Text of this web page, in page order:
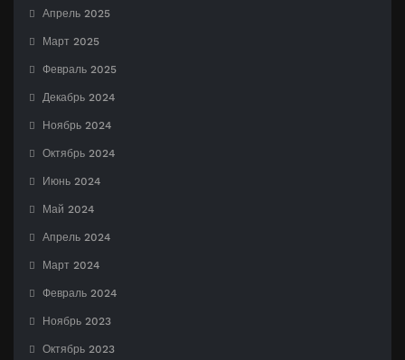
Апрель 2025
Март 2025
Февраль 2025
Декабрь 2024
Ноябрь 2024
Октябрь 2024
Июнь 2024
Май 2024
Апрель 2024
Март 2024
Февраль 2024
Ноябрь 2023
Октябрь 2023